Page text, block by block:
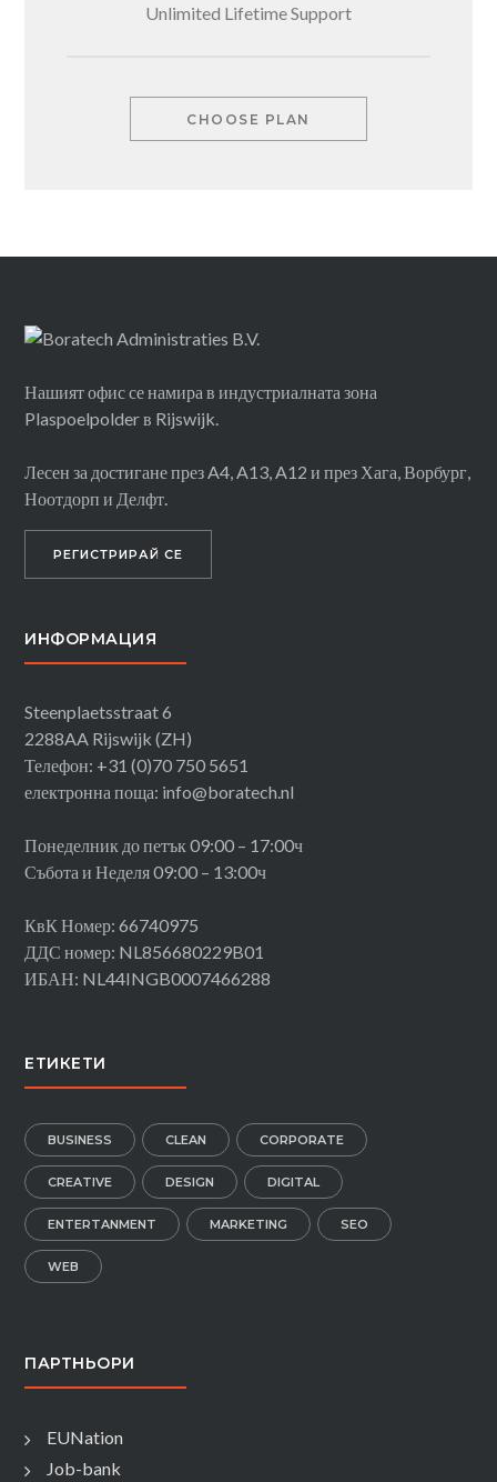
Unlimited Lifetime Support
CHOOSE PLAN
Нашият офис се намира в индустриалната зона
Plaspoelpolder в Rijswijk.
Лесен за достигане през A4, A13, A12 и през Хага, Ворбург,
Ноотдорп и Делфт.
РЕГИСТРИРАЙ СЕ
ИНФОРМАЦИЯ
Steenplaetsstraat 6
2288AA Rijswijk (ZH)
Телефон: +31 (0)70 750 5651
електронна поща: info@boratech.nl
Понеделник до петък 09:00 – 17:00ч
Събота и Неделя 09:00 – 13:00ч
КвК Номер: 66740975
ДДС номер: NL856680229B01
ИБАН: NL44INGB0007466288
ЕТИКЕТИ
BUSINESS CLEAN CORPORATE
CREATIVE DESIGN DIGITAL
ENTERTANMENT MARKETING SEO
WEB
ПАРТНЬОРИ
EUNation
Job-bank